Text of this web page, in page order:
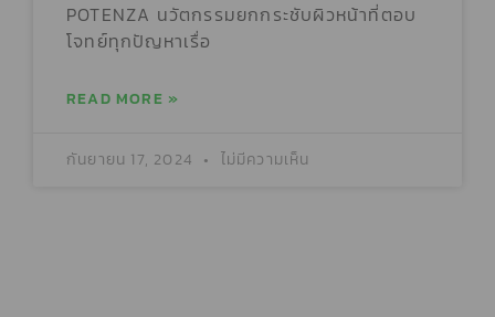
POTENZA นวัตกรรมยกกระชับผิวหน้าที่ตอบ
โจทย์ทุกปัญหาเรื่อ
READ MORE »
กันยายน 17, 2024 ไม่มีความเห็น